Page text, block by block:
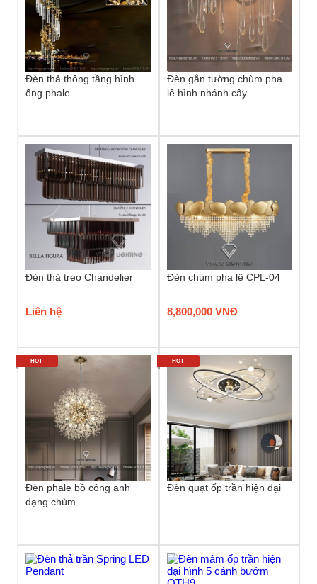
Đèn thả thông tầng hình
ống phale
Đèn gắn tường chùm pha
lê hình nhánh cây
Đèn thả treo Chandelier
Liên hệ
Đèn chùm pha lê CPL-04
8,800,000 VNĐ
Đèn phale bồ công anh
dạng chùm
HOT
Đèn quạt ốp trần hiện đại
HOT